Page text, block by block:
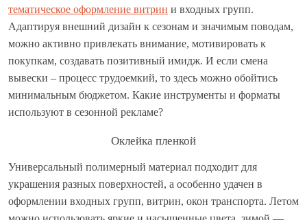
тематическое оформление витрин и входных групп.
Адаптируя внешний дизайн к сезонам и значимым поводам,
можно активно привлекать внимание, мотивировать к
покупкам, создавать позитивный имидж. И если смена
вывески – процесс трудоемкий, то здесь можно обойтись
минимальным бюджетом. Какие инструменты и форматы
используют в сезонной рекламе?
Оклейка пленкой
Универсальный полимерный материал подходит для
украшения разных поверхностей, а особенно удачен в
оформлении входных групп, витрин, окон транспорта. Летом